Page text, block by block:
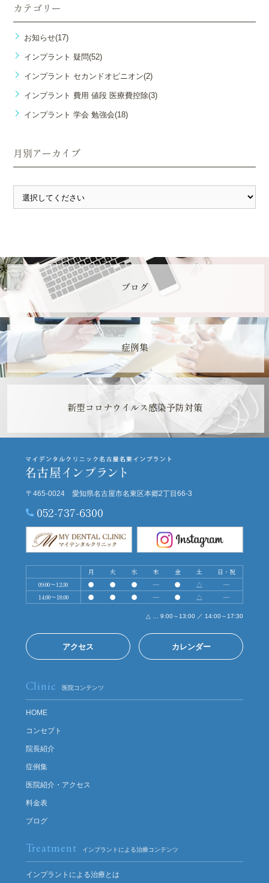
カテゴリー
お知らせ(17)
インプラント 疑問(52)
インプラント セカンドオピニオン(2)
インプラント 費用 値段 医療費控除(3)
インプラント 学会 勉強会(18)
月別アーカイブ
ブログ
症例集
新型コロナウイルス感染予防対策
〒465-0024 愛知県名古屋市名東区本郷2丁目66-3
052-737-6300
月 火 水 木 金 土
日・祝
09:00～12:30
● ● ● ― ● △
―
14:00～18:00
● ● ● ― ● △ ―
△ … 9:00～13:00 ／ 14:00～17:30
アクセス カレンダー
Clinic 医院コンテンツ
HOME
コンセプト
院長紹介
症例集
医院紹介・アクセス
料金表
ブログ
Treatment インプラントによる治療コンテンツ
インプラントによる治療とは